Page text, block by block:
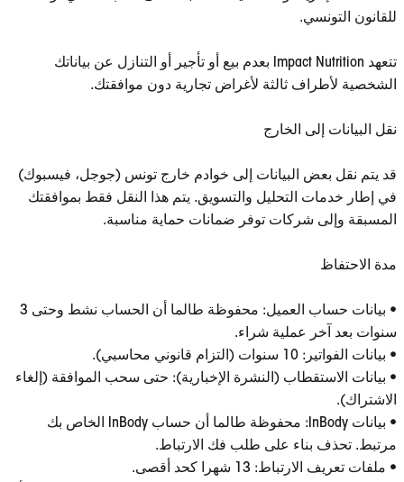
للقانون التونسي.
تتعهد Impact Nutrition بعدم بيع أو تأجير أو التنازل عن بياناتك
الشخصية لأطراف ثالثة لأغراض تجارية دون موافقتك.
نقل البيانات إلى الخارج
قد يتم نقل بعض البيانات إلى خوادم خارج تونس (جوجل، فيسبوك)
في إطار خدمات التحليل والتسويق. يتم هذا النقل فقط بموافقتك
المسبقة وإلى شركات توفر ضمانات حماية مناسبة.
مدة الاحتفاظ
• بيانات حساب العميل: محفوظة طالما أن الحساب نشط وحتى 3
سنوات بعد آخر عملية شراء.
• بيانات الفواتير: 10 سنوات (التزام قانوني محاسبي).
• بيانات الاستقطاب (النشرة الإخبارية): حتى سحب الموافقة (إلغاء
الاشتراك).
• بيانات InBody: محفوظة طالما أن حساب InBody الخاص بك
مرتبط. تحذف بناء على طلب فك الارتباط.
• ملفات تعريف الارتباط: 13 شهرا كحد أقصى.